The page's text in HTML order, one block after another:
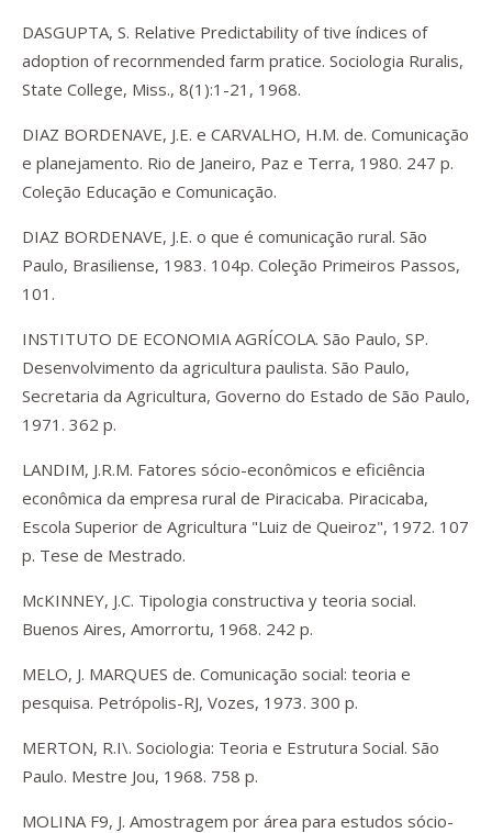
DASGUPTA, S. Relative Predictability of tive índices of
adoption of recornmended farm pratice. Sociologia Ruralis,
State College, Miss., 8(1):1-21, 1968.
DIAZ BORDENAVE, J.E. e CARVALHO, H.M. de. Comunicação
e planejamento. Rio de Janeiro, Paz e Terra, 1980. 247 p.
Coleção Educação e Comunicação.
DIAZ BORDENAVE, J.E. o que é comunicação rural. São
Paulo, Brasiliense, 1983. 104p. Coleção Primeiros Passos,
101.
INSTITUTO DE ECONOMIA AGRÍCOLA. São Paulo, SP.
Desenvolvimento da agricultura paulista. São Paulo,
Secretaria da Agricultura, Governo do Estado de São Paulo,
1971. 362 p.
LANDIM, J.R.M. Fatores sócio-econômicos e eficiência
econômica da empresa rural de Piracicaba. Piracicaba,
Escola Superior de Agricultura "Luiz de Queiroz", 1972. 107
p. Tese de Mestrado.
McKINNEY, J.C. Tipologia constructiva y teoria social.
Buenos Aires, Amorrortu, 1968. 242 p.
MELO, J. MARQUES de. Comunicação social: teoria e
pesquisa. Petrópolis-RJ, Vozes, 1973. 300 p.
MERTON, R.I\. Sociologia: Teoria e Estrutura Social. São
Paulo. Mestre Jou, 1968. 758 p.
MOLINA F9, J. Amostragem por área para estudos sócio-